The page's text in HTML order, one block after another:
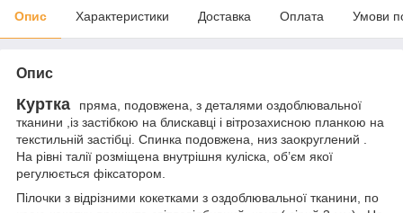
Опис Характеристики Доставка Оплата Умови
Опис
Куртка
пряма, подовжена, з деталями оздоблювальної
тканини ,із застібкою на блискавці і вітрозахисною планкою на
текстильній застібці. Спинка подовжена, низ заокруглений .
На рівні талії розміщена внутрішня куліска, об’єм якої
регулюється фіксатором.
Пілочки з відрізними кокетками з оздоблювальної тканини, по